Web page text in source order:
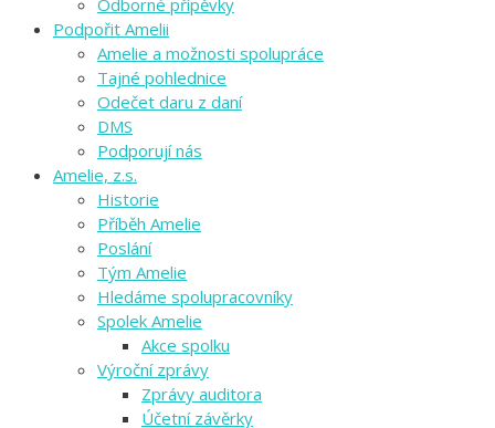
Odborné přípěvky
Podpořit Amelii
Amelie a možnosti spolupráce
Tajné pohlednice
Odečet daru z daní
DMS
Podporují nás
Amelie, z.s.
Historie
Příběh Amelie
Poslání
Tým Amelie
Hledáme spolupracovníky
Spolek Amelie
Akce spolku
Výroční zprávy
Zprávy auditora
Účetní závěrky